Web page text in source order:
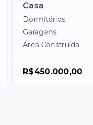
Casa
Dormitórios
Garagens
Área Construída
R$450.000,00